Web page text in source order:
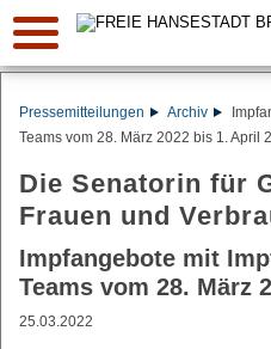
Suche:
Pressemitteilungen Archiv
Teams vom 28. März 2022 bis 1. April
Die Senatorin für
Frauen und
Impfangebote mit
Teams vom 28. März
25.03.2022